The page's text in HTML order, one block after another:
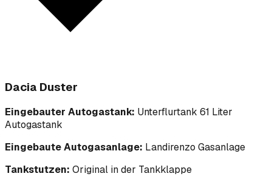
Dacia Duster
Eingebauter Autogastank: Unterflurtank 61 Liter
Autogastank
Eingebaute Autogasanlage: Landirenzo Gasanlage
Tankstutzen: Original in der Tankklappe